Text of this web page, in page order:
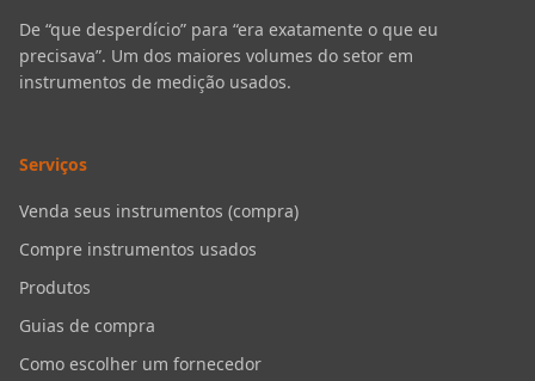
De “que desperdício” para “era exatamente o que eu
precisava”. Um dos maiores volumes do setor em
instrumentos de medição usados.
Serviços
Venda seus instrumentos (compra)
Compre instrumentos usados
Produtos
Guias de compra
Como escolher um fornecedor